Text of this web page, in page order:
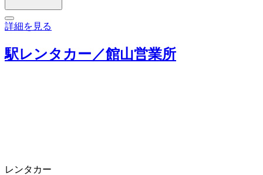
詳細を見る
駅レンタカー／館山営業所
レンタカー